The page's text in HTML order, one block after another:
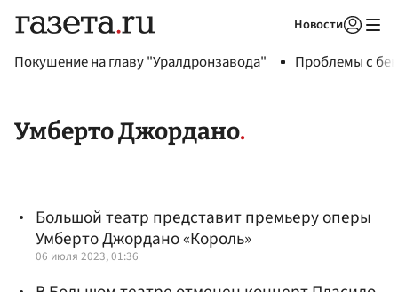
Новости
Покушение на главу "Уралдронзавода" Проблемы с
Умберто Джордано
Большой театр представит премьеру оперы
Умберто Джордано «Король»
06 июля 2023, 01:36